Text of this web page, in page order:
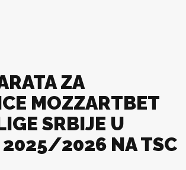
ZA
MOZZARTBET
SRBIJE U
2025/2026 NA TSC